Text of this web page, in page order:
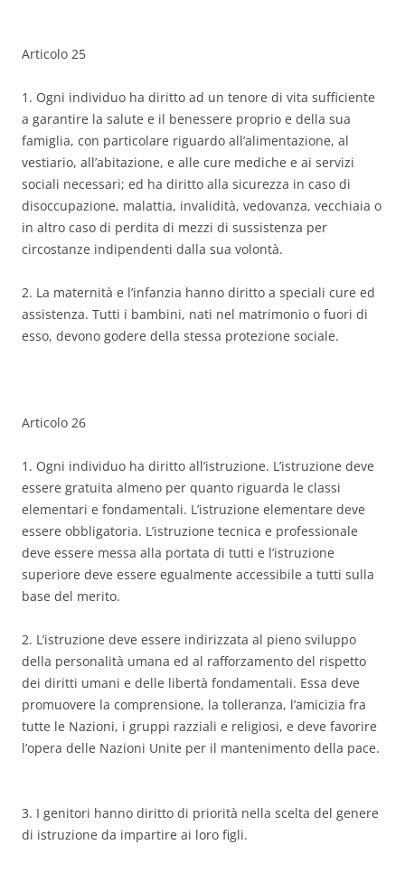
Articolo 25
1. Ogni individuo ha diritto ad un tenore di vita sufficiente
a garantire la salute e il benessere proprio e della sua
famiglia, con particolare riguardo all’alimentazione, al
vestiario, all’abitazione, e alle cure mediche e ai servizi
sociali necessari; ed ha diritto alla sicurezza in caso di
disoccupazione, malattia, invalidità, vedovanza, vecchiaia o
in altro caso di perdita di mezzi di sussistenza per
circostanze indipendenti dalla sua volontà.
2. La maternità e l’infanzia hanno diritto a speciali cure ed
assistenza. Tutti i bambini, nati nel matrimonio o fuori di
esso, devono godere della stessa protezione sociale.
Articolo 26
1. Ogni individuo ha diritto all’istruzione. L’istruzione deve
essere gratuita almeno per quanto riguarda le classi
elementari e fondamentali. L’istruzione elementare deve
essere obbligatoria. L’istruzione tecnica e professionale
deve essere messa alla portata di tutti e l’istruzione
superiore deve essere egualmente accessibile a tutti sulla
base del merito.
2. L’istruzione deve essere indirizzata al pieno sviluppo
della personalità umana ed al rafforzamento del rispetto
dei diritti umani e delle libertà fondamentali. Essa deve
promuovere la comprensione, la tolleranza, l’amicizia fra
tutte le Nazioni, i gruppi razziali e religiosi, e deve favorire
l’opera delle Nazioni Unite per il mantenimento della pace.
3. I genitori hanno diritto di priorità nella scelta del genere
di istruzione da impartire ai loro figli.